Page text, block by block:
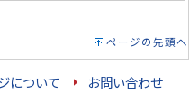
ページの先頭へ
について
お問い合わせ